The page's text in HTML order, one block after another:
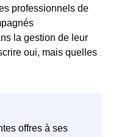
professionnels de
la gestion de leur
oui, mais quelles
offres à ses